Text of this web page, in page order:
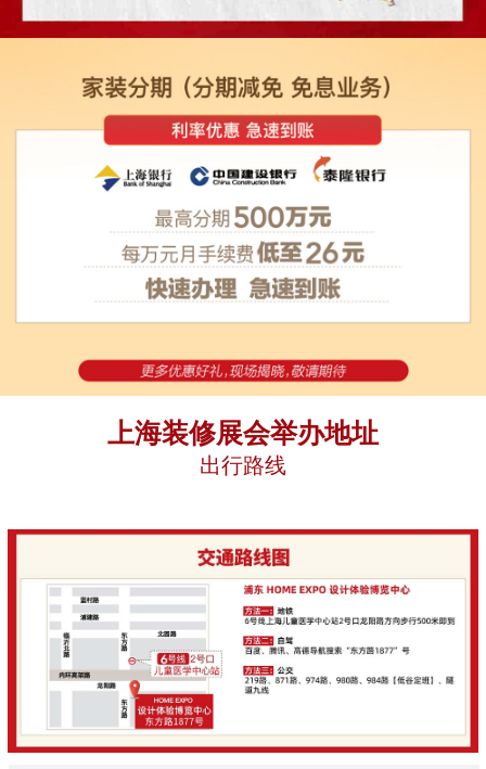
上海装修展会举办地址
出行路线